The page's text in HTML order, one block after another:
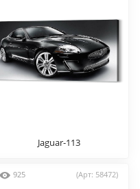
Jaguar-113
925 (Арт: 58472)